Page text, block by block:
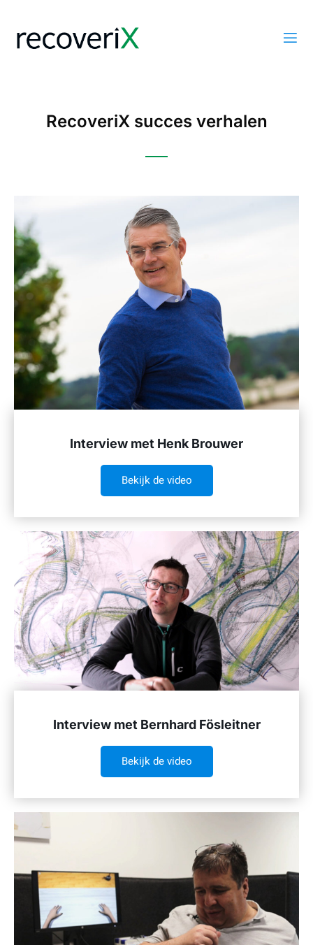
RecoveriX succes verhalen
Interview met Henk Brouwer
Bekijk de video
Interview met Bernhard Fösleitner
Bekijk de video